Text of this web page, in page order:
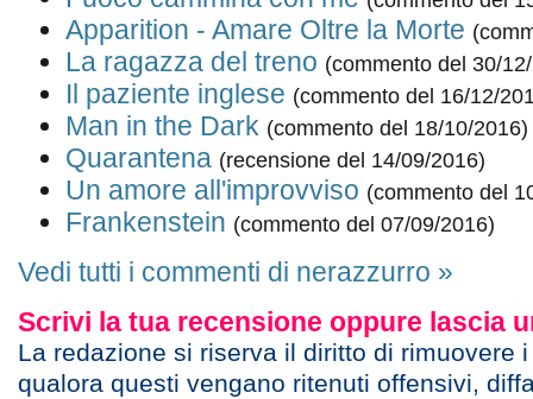
Apparition - Amare Oltre la Morte
La ragazza del treno (commento del 30/
Il paziente inglese (commento del 16/12/
Man in the Dark (commento del 18/10/2016)
Quarantena (recensione del 14/09/2016)
Un amore all'improvviso (commento del
Frankenstein (commento del 07/09/2016)
Vedi tutti i commenti di nerazzurro »
Scrivi la tua recensione oppure lascia
La redazione si riserva il diritto di rimuovere
qualora questi vengano ritenuti offensivi,